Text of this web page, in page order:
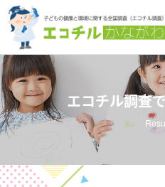
エコチル調査